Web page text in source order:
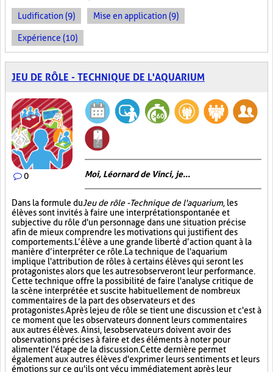
Ludification (9) Mise en application (9)
Expérience (10)
JEU DE RÔLE - TECHNIQUE DE L'AQUARIUM
0 Moi, Léornard de Vinci, je...
Dans la formule duJeu de rôle - Technique de l'aquarium, les
élèves sont invités à faire une interprétation spontanée et
subjective du rôle d'un personnage dans une situation précise
afin de mieux comprendre les motivations qui justifient des
comportements. L’élève a une grande liberté d’action quant à la
manière d’interpréter ce rôle. La technique de l'aquarium
implique l'attribution de rôles à certains élèves qui seront les
protagonistes alors que les autres observeront leur performance.
Cette technique offre la possibilité de faire l'analyse critique de
la scène interprétée et suscite habituellement de nombreux
commentaires de la part des observateurs et des
protagonistes. Après le jeu de rôle se tient une discussion et c'est à
ce moment que les observateurs donnent leurs commentaires
aux autres élèves. Ainsi, les observateurs doivent avoir des
observations précises à faire et des éléments à noter pour
alimenter l'étape de la discussion. Cette dernière permet
également aux autres élèves d'exprimer leurs sentiments et leurs
émotions sur ce qu'ils ont vécu immédiatement après leur